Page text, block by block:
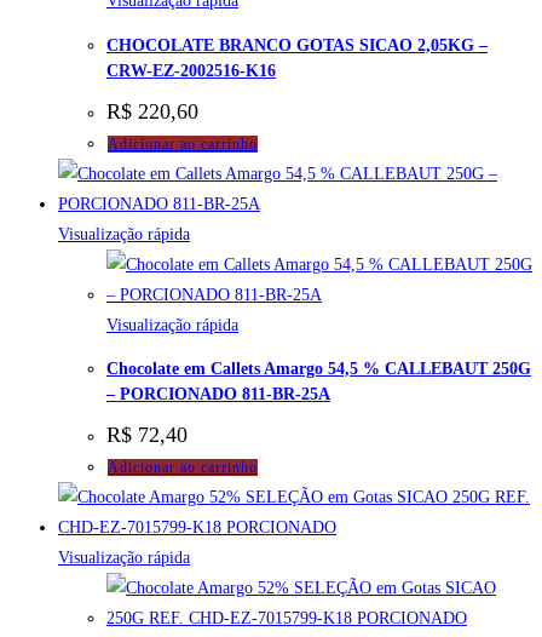
CHOCOLATE BRANCO GOTAS SICAO 2,05KG –
CRW-EZ-2002516-K16
R$ 220,60
Adicionar ao carrinho
Visualização rápida
Visualização rápida
Chocolate em Callets Amargo 54,5 % CALLEBAUT 250G
– PORCIONADO 811-BR-25A
R$ 72,40
Adicionar ao carrinho
Visualização rápida